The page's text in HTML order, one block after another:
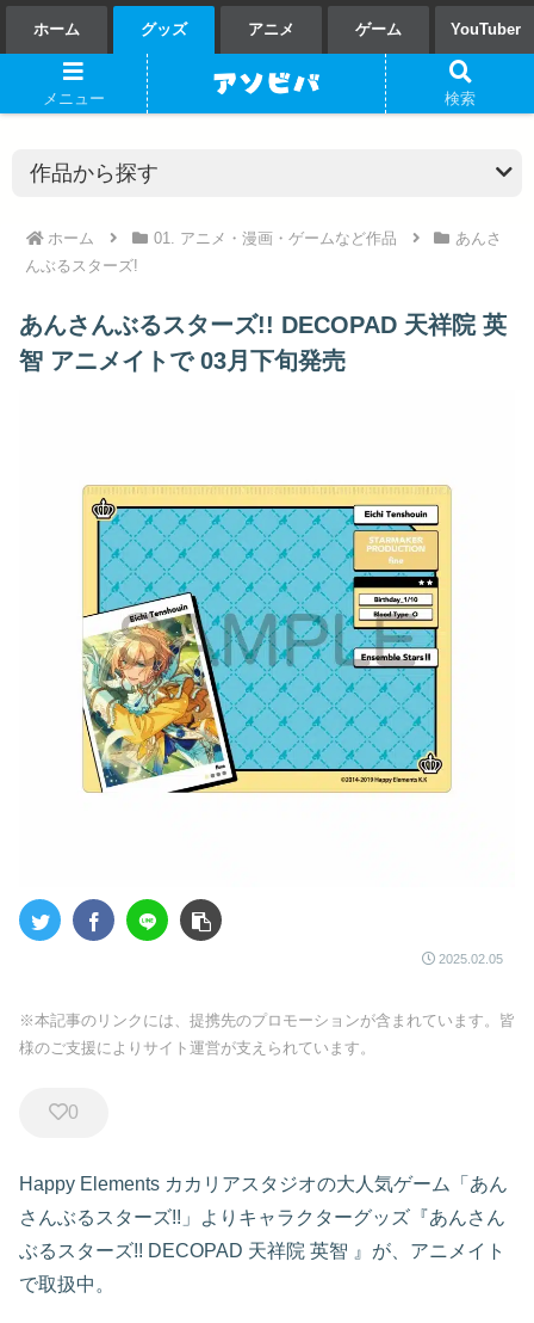
ホーム グッズ アニメ ゲーム YouTuber
ホーム 01. アニメ・漫画・ゲームなど作品
あんさ
んぶるスターズ!
あんさんぶるスターズ!! DECOPAD 天祥院 英
智 アニメイトで 03月下旬発売
2025.02.05
※本記事のリンクには、提携先のプロモーションが含まれています。皆
様のご支援によりサイト運営が支えられています。
0
Happy Elements カカリアスタジオの大人気ゲーム「あん
さんぶるスターズ!!」よりキャラクターグッズ『あんさん
ぶるスターズ!! DECOPAD 天祥院 英智 』が、アニメイト
で取扱中。
メニュー 検索